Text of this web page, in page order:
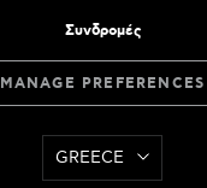
Συνδρομές
MANAGE PREFERENCES
GREECE